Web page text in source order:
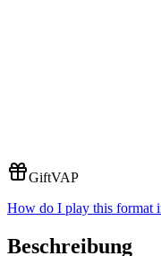
GiftVAP
How do I play this format
Beschreibung